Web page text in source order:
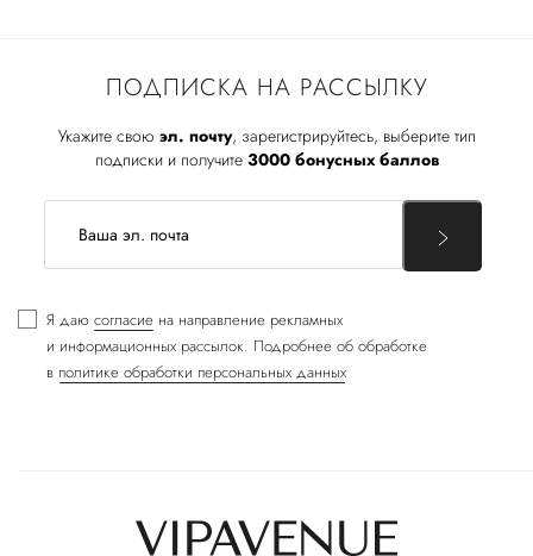
ПОДПИСКА НА РАССЫЛКУ
Укажите свою эл. почту, зарегистрируйтесь, выберите тип
подписки и получите 3000 бонусных баллов
Я даю согласие на направление рекламных
и информационных рассылок. Подробнее об обработке
в политике обработки персональных данных